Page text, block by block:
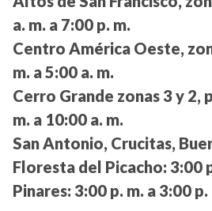
a. m. a 7:00 p. m.
Centro América Oeste,
m. a 5:00 a. m.
Cerro Grande zonas 3 y 2,
m. a 10:00 a. m.
San Antonio, Crucitas,
Floresta del Picacho: 3:00
Pinares: 3:00 p. m. a 3:00 p.